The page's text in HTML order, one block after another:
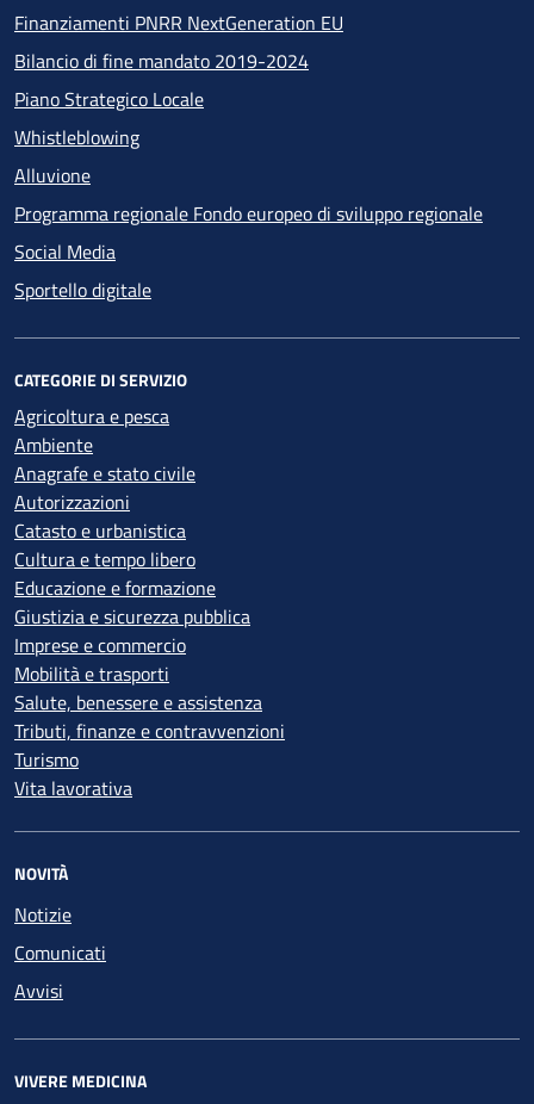
Finanziamenti PNRR NextGeneration EU
Bilancio di fine mandato 2019-2024
Piano Strategico Locale
Whistleblowing
Alluvione
Programma regionale Fondo europeo di sviluppo regionale
Social Media
Sportello digitale
CATEGORIE DI SERVIZIO
Agricoltura e pesca
Ambiente
Anagrafe e stato civile
Autorizzazioni
Catasto e urbanistica
Cultura e tempo libero
Educazione e formazione
Giustizia e sicurezza pubblica
Imprese e commercio
Mobilità e trasporti
Salute, benessere e assistenza
Tributi, finanze e contravvenzioni
Turismo
Vita lavorativa
NOVITÀ
Notizie
Comunicati
Avvisi
VIVERE MEDICINA